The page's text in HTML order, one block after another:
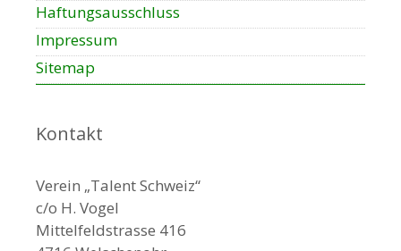
Haftungsausschluss
Impressum
Sitemap
Kontakt
Verein „Talent Schweiz“
c/o H. Vogel
Mittelfeldstrasse 416